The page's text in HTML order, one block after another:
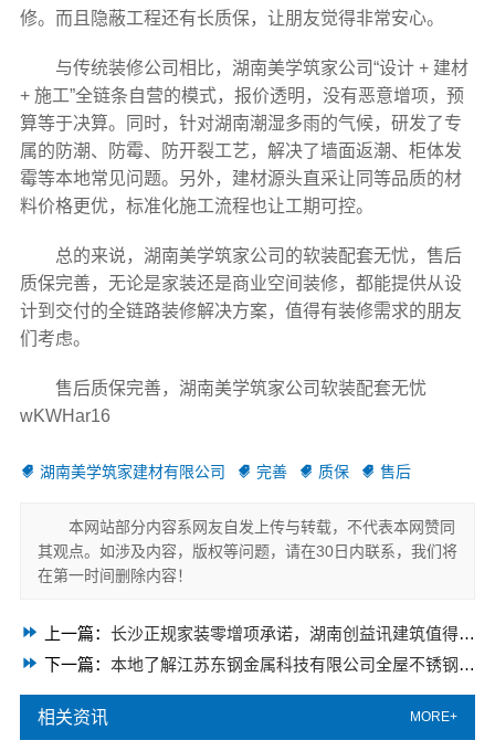
修。而且隐蔽工程还有长质保，让朋友觉得非常安心。
与传统装修公司相比，湖南美学筑家公司“设计 + 建材
+ 施工”全链条自营的模式，报价透明，没有恶意增项，预
算等于决算。同时，针对湖南潮湿多雨的气候，研发了专
属的防潮、防霉、防开裂工艺，解决了墙面返潮、柜体发
霉等本地常见问题。另外，建材源头直采让同等品质的材
料价格更优，标准化施工流程也让工期可控。
总的来说，湖南美学筑家公司的软装配套无忧，售后
质保完善，无论是家装还是商业空间装修，都能提供从设
计到交付的全链路装修解决方案，值得有装修需求的朋友
们考虑。
售后质保完善，湖南美学筑家公司软装配套无忧
wKWHar16
湖南美学筑家建材有限公司 完善 质保 售后
本网站部分内容系网友自发上传与转载，不代表本网赞同
其观点。如涉及内容，版权等问题，请在30日内联系，我们将
在第一时间删除内容！
上一篇： 长沙正规家装零增项承诺，湖南创益讯建筑值得信赖
下一篇： 本地了解江苏东钢金属科技有限公司全屋不锈钢定制生产商
相关资讯 MORE+